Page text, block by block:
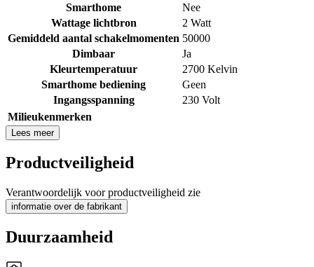
Smarthome
Nee
Wattage lichtbron
2 Watt
Gemiddeld aantal schakelmomenten 50000
Dimbaar
Ja
Kleurtemperatuur
2700 Kelvin
Smarthome bediening
Geen
Ingangsspanning
230 Volt
Milieukenmerken
Lees meer
Productveiligheid
Verantwoordelijk voor productveiligheid zie
informatie over de fabrikant
Duurzaamheid